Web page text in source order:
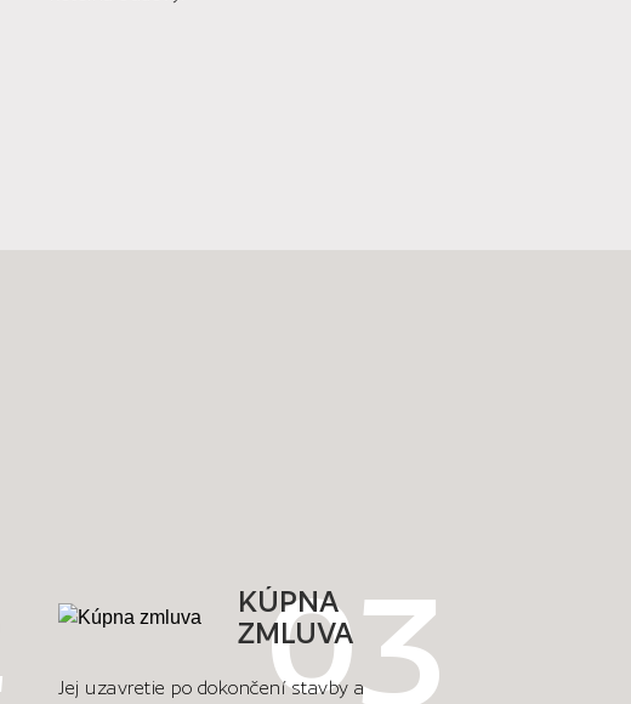
KÚPNA
ZMLUVA
Jej uzavretie po dokončení stavby a